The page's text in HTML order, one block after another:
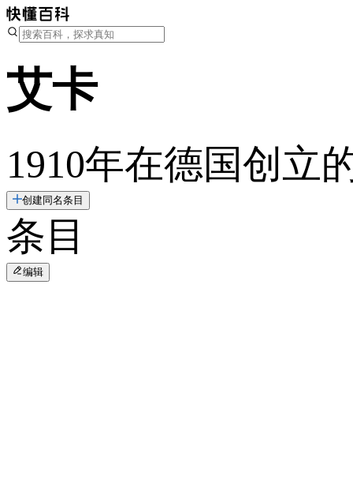
艾卡
1910年在德国创立
创建同名条目
条目
编辑